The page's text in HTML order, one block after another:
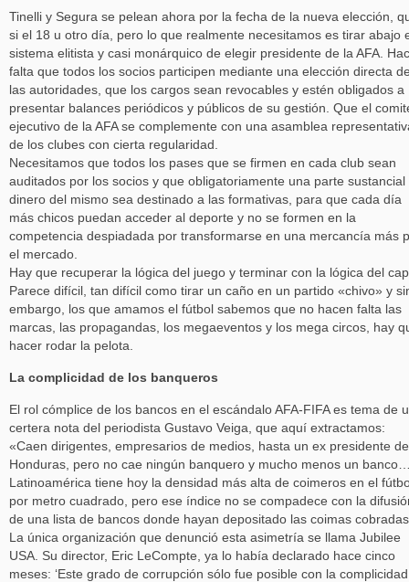
Tinelli y Segura se pelean ahora por la fecha de la nueva elección,
si el 18 u otro día, pero lo que realmente necesitamos es tirar abajo
sistema elitista y casi monárquico de elegir presidente de la AFA.
falta que todos los socios participen mediante una elección directa
las autoridades, que los cargos sean revocables y estén obligados a
presentar balances periódicos y públicos de su gestión. Que el
ejecutivo de la AFA se complemente con una asamblea
de los clubes con cierta regularidad.
Necesitamos que todos los pases que se firmen en cada club sean
auditados por los socios y que obligatoriamente una parte sustancial
dinero del mismo sea destinado a las formativas, para que cada día
más chicos puedan acceder al deporte y no se formen en la
competencia despiadada por transformarse en una mercancía más
el mercado.
Hay que recuperar la lógica del juego y terminar con la lógica del
Parece difícil, tan difícil como tirar un caño en un partido «chivo» y
embargo, los que amamos el fútbol sabemos que no hacen falta las
marcas, las propagandas, los megaeventos y los mega circos, hay
hacer rodar la pelota.
La complicidad de los banqueros
El rol cómplice de los bancos en el escándalo AFA-FIFA es tema de
certera nota del periodista Gustavo Veiga, que aquí extractamos:
«Caen dirigentes, empresarios de medios, hasta un ex presidente de
Honduras, pero no cae ningún banquero y mucho menos un
Latinoamérica tiene hoy la densidad más alta de coimeros en el
por metro cuadrado, pero ese índice no se compadece con la
de una lista de bancos donde hayan depositado las coimas
La única organización que denunció esta asimetría se llama Jubilee
USA. Su director, Eric LeCompte, ya lo había declarado hace cinco
meses: ‘Este grado de corrupción sólo fue posible con la